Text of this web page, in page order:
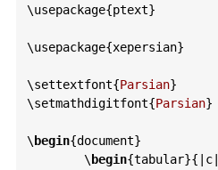
\usepackage{ptext}
\usepackage{xepersian}
\settextfont{Parsian}
\setmathdigitfont{Parsian}
\ begin{document}
	\
begin{tabular}{| c|